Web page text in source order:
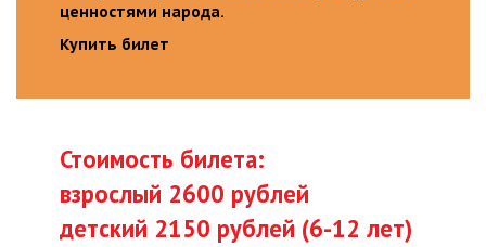
ценностями народа.
Купить билет
Стоимость билета:
взрослый 2600 рублей
детский 2150 рублей (6-12 лет)